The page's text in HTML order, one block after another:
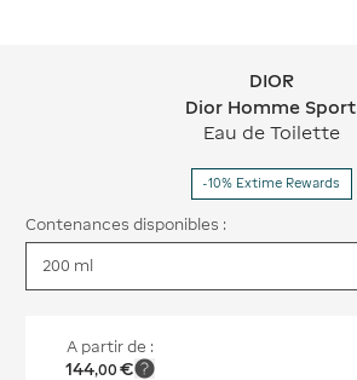
DIOR Dior Homme Sport
DIOR
Dior Homme Sport
Eau de Toilette
-10% Extime Rewards
Contenances disponibles :
A partir de :
144,00 €